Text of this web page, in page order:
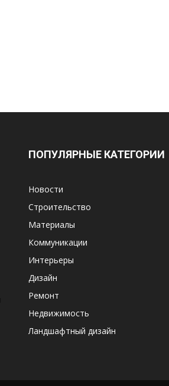
ПОПУЛЯРНЫЕ КАТЕГОРИИ
Новости
Строительство
Материалы
Коммуникации
Интерьеры
Дизайн
Ремонт
Недвижимость
Ландшафтный дизайн